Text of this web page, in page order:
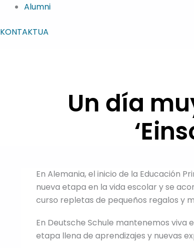
Alumni
KONTAKTUA
Un día
En Alemania, el inicio de la Educación
nueva etapa en la vida escolar y se
curso repletas de pequeños regalos y
En Deutsche Schule mantenemos
etapa llena de aprendizajes y nuevas